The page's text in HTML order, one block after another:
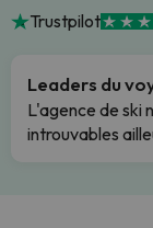
Trustpilot
Leaders du
L'agence de ski
introuvables